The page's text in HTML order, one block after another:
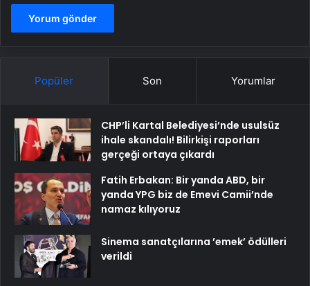
Popüler Son Yorumlar
CHP’li Kartal Belediyesi’nde usulsüz
ihale skandalı! Bilirkişi raporları
gerçeği ortaya çıkardı
Fatih Erbakan: Bir yanda ABD, bir
yanda YPG biz de Emevi Camii’nde
namaz kılıyoruz
Sinema sanatçılarına ’emek’ ödülleri
verildi